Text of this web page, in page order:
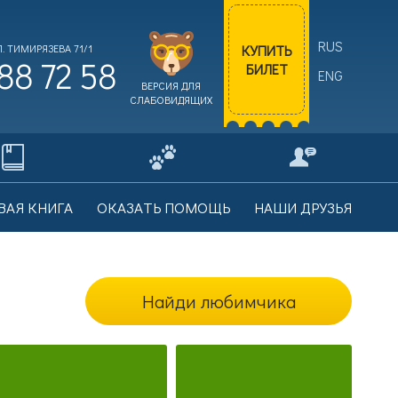
ТИМИРЯЗЕВА 71/1
72 58
ВЕРСИЯ ДЛЯ
СЛАБОВИДЯЩИХ
RUS
ENG
КУПИТЬ
БИЛЕТ
КНИГА ОКАЗАТЬ ПОМОЩЬ НАШИ ДРУЗЬЯ
Найди любимчика